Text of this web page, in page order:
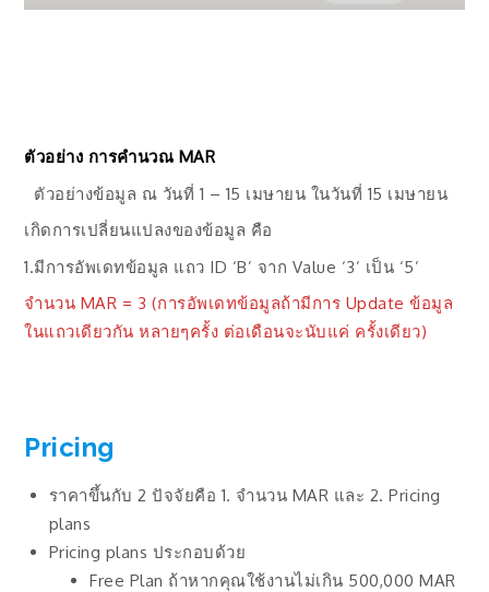
ตัวอย่าง การคำนวณ MAR
ตัวอย่างข้อมูล ณ วันที่ 1 – 15 เมษายน ในวันที่ 15 เมษายน
เกิดการเปลี่ยนแปลงของข้อมูล คือ
1.มีการอัพเดทข้อมูล แถว ID ‘B’ จาก Value ‘3’ เป็น ‘5’
จำนวน MAR = 3 (การอัพเดทข้อมูลถ้ามีการ Update ข้อมูล
ในแถวเดียวกัน หลายๆครั้ง ต่อเดือนจะนับแค่ ครั้งเดียว)
Pricing
ราคาขึ้นกับ 2 ปัจจัยคือ 1. จำนวน MAR และ 2. Pricing
plans
Pricing plans ประกอบด้วย
Free Plan ถ้าหากคุณใช้งานไม่เกิน 500,000 MAR